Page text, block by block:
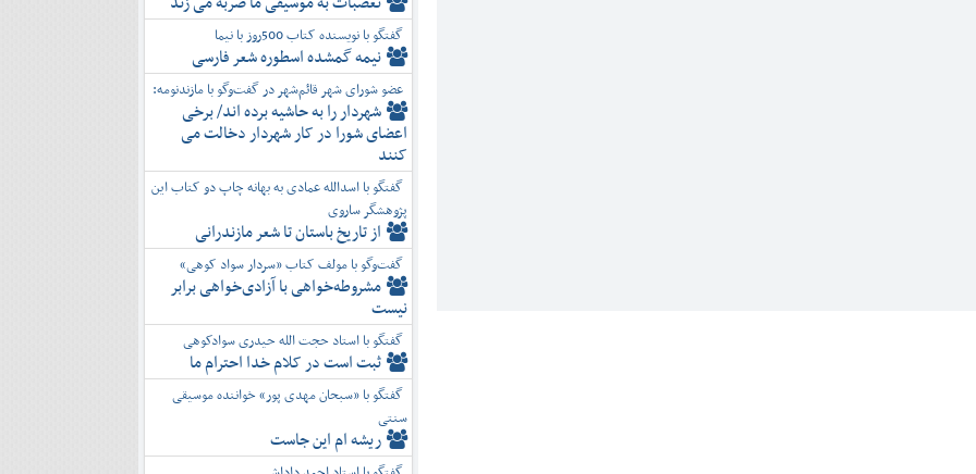
گفتگو با نویسنده کتاب 500روز با نیما
نیمه گمشده اسطوره شعر فارسی
عضو شورای شهر قائم‌شهر در گفت‌و‌گو با مازندنومه:
شهردار را به حاشیه برده اند/ برخی
اعضای شورا در کار شهردار دخالت می
کنند
گفتگو با اسدالله عمادی به بهانه چاپ دو کتاب این
پژوهشگر ساروی
از تاریخ باستان تا شعر مازندرانی
گفت‌وگو با مولف کتاب «سردار سواد کوهی»
مشروطه‌خواهی با آزادی‌خواهی برابر
نیست
گفتگو با استاد حجت الله حیدری سوادکوهی
ثبت است در کلام خدا احترام ما
گفتگو با «سبحان مهدی پور» خواننده موسیقی
سنتی
ریشه ام این جاست